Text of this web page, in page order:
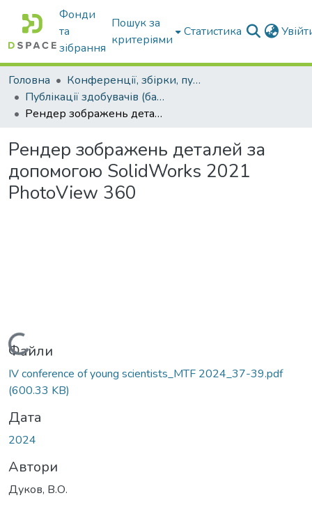
Фонди
та
зібрання
Пошук за
критеріями
Статистика
Головна
Конференції, збірки, публікації молодих вчених і здобувачів : магістрів, бакалаврів, аспірантів.
Публікації здобувачів (бакалаврів. магістрів, аспірантів)
Рендер зображень деталей за допомогою SolidWorks 2021 PhotoView 360
Рендер зображень деталей за
допомогою SolidWorks 2021
PhotoView 360
Вантажиться...
Файли
ІV conference of young scientists_MTF 2024_37-39.pdf
(600.33 KB)
Дата
2024
Автори
Дуков, В.О.